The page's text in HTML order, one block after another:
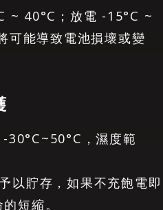
~ 40°C；放電 -15°C ~
可能導致電池損壞或變
30°C~50°C，濕度範
以貯存，如果不充飽電即
短縮。